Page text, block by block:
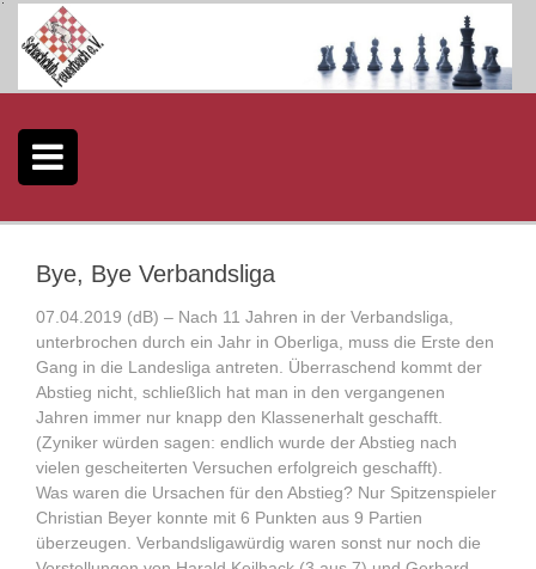
Bye, Bye Verbandsliga
07.04.2019 (dB) – Nach 11 Jahren in der Verbandsliga,
unterbrochen durch ein Jahr in Oberliga, muss die Erste den
Gang in die Landesliga antreten. Überraschend kommt der
Abstieg nicht, schließlich hat man in den vergangenen
Jahren immer nur knapp den Klassenerhalt geschafft.
(Zyniker würden sagen: endlich wurde der Abstieg nach
vielen gescheiterten Versuchen erfolgreich geschafft).
Was waren die Ursachen für den Abstieg? Nur Spitzenspieler
Christian Beyer konnte mit 6 Punkten aus 9 Partien
überzeugen. Verbandsligawürdig waren sonst nur noch die